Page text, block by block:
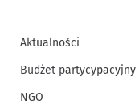
Aktualności
Budżet partycypacyjny
NGO